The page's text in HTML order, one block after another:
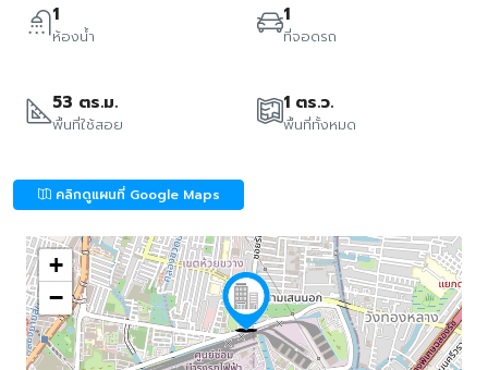
1
ห้องน้ำ
1
ที่จอดรถ
53 ตร.ม.
พื้นที่ใช้สอย
1 ตร.ว.
พื้นที่ทั้งหมด
คลิกดูแผนที่ Google Maps
+
−